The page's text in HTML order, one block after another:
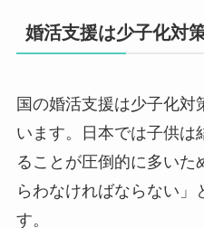
婚活支援は少子化対
国の婚活支援は少子化対
います。日本では子供は
ることが圧倒的に多いた
らわなければならない
す。